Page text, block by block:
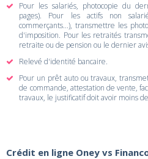
Pour les salariés, photocopie du
pages). Pour les actifs non
commerçants...), transmettre les
d'imposition. Pour les retraités
retraite ou de pension ou le dernier
Relevé d'identité bancaire.
Pour un prêt auto ou travaux,
de commande, attestation de vente,
travaux, le justificatif doit avoir moins
Crédit en ligne Oney vs